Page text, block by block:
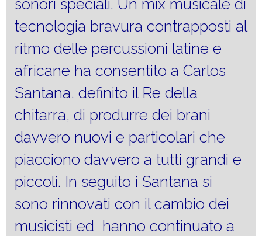
sonori speciali. Un mix musicale di
tecnologia bravura contrapposti al
ritmo delle percussioni latine e
africane ha consentito a Carlos
Santana, definito il Re della
chitarra, di produrre dei brani
davvero nuovi e particolari che
piacciono davvero a tutti grandi e
piccoli. In seguito i Santana si
sono rinnovati con il cambio dei
musicisti ed hanno continuato a